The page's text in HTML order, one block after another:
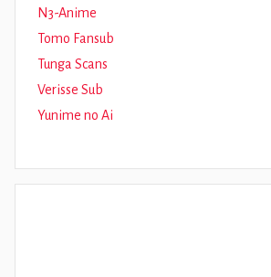
N3-Anime
Tomo Fansub
Tunga Scans
Verisse Sub
Yunime no Ai